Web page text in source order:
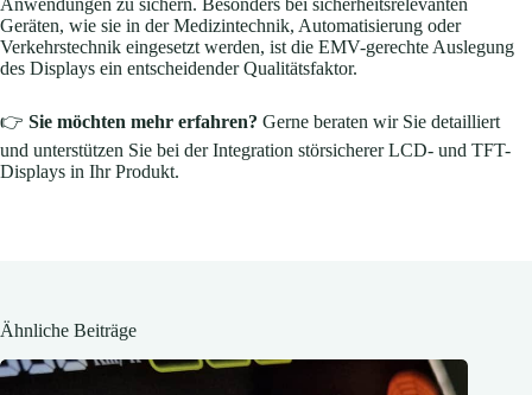
Anwendungen zu sichern. Besonders bei sicherheitsrelevanten
Geräten, wie sie in der Medizintechnik, Automatisierung oder
Verkehrstechnik eingesetzt werden, ist die EMV-gerechte Auslegung
des Displays ein entscheidender Qualitätsfaktor.
👉 Sie möchten mehr erfahren? Gerne beraten wir Sie detailliert
und unterstützen Sie bei der Integration störsicherer LCD- und TFT-
Displays in Ihr Produkt.
Ähnliche Beiträge